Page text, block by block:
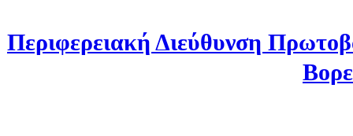
Περιφερειακή Διεύθυνση